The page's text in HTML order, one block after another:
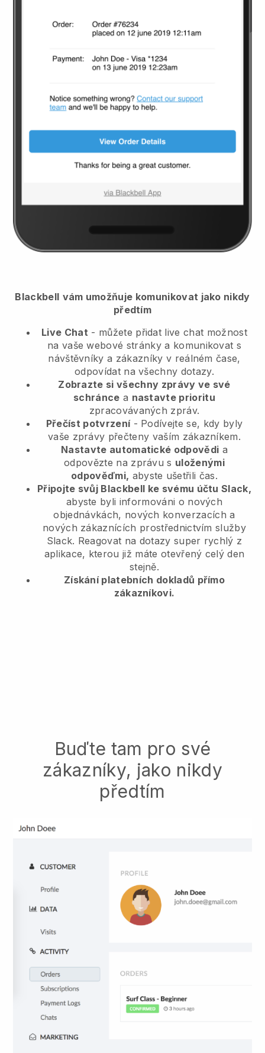
Blackbell vám umožňuje komunikovat jako nikdy
předtím
Live Chat - můžete přidat live chat možnost
na vaše webové stránky a komunikovat s
návštěvníky a zákazníky v reálném čase,
odpovídat na všechny dotazy.
Zobrazte si všechny zprávy ve své
schránce a nastavte prioritu
zpracovávaných zpráv.
Přečíst potvrzení- Podívejte se, kdy byly
vaše zprávy přečteny vaším zákazníkem.
Nastavte automatické odpovědi a
odpovězte na zprávu s uloženými
odpověďmi, abyste ušetřili čas.
Připojte svůj Blackbell ke svému účtu Slack,
abyste byli informováni o nových
objednávkách, nových konverzacích a
nových zákaznících prostřednictvím služby
Slack. Reagovat na dotazy super rychlý z
aplikace, kterou již máte otevřený celý den
stejně.
Získání platebních dokladů přímo
zákazníkovi.
Buďte tam pro své
zákazníky, jako nikdy
předtím